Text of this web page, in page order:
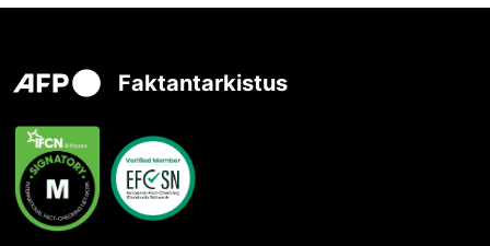
Faktantarkistus